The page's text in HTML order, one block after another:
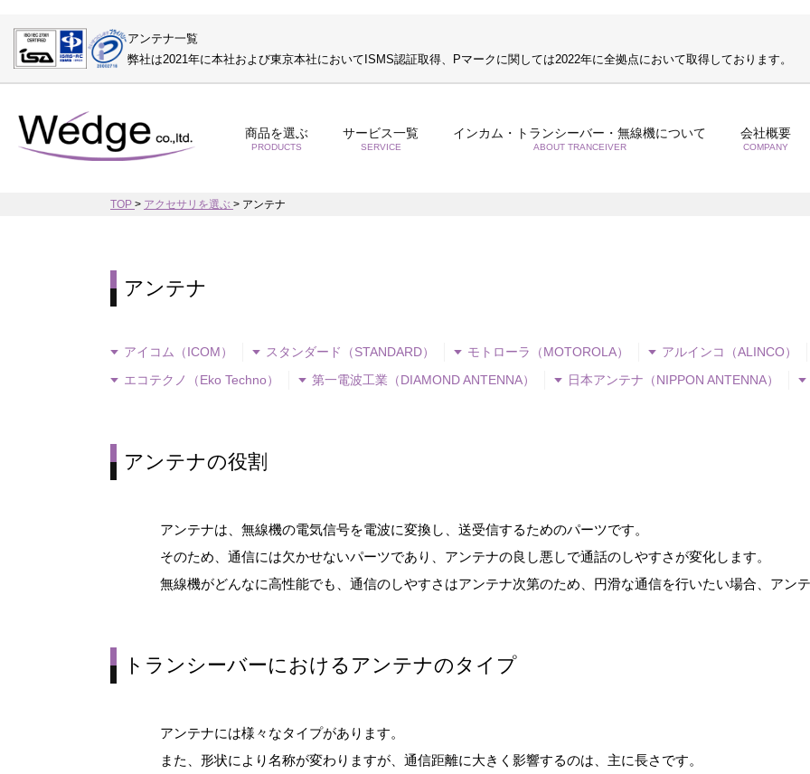
アンテナ一覧
弊社は2021年に本社および東京本社においてISMS認証取得、Pマークに関しては2022年に全拠点において取得しております。
商品を選ぶ
PRODUCTS
サービス一覧
SERVICE
インカム・トランシーバー・無線機について
ABOUT TRANCEIVER
会社概要
COMPANY
TOP > アクセサリを選ぶ > アンテナ
アンテナ
アイコム（ICOM） スタンダード（STANDARD） モトローラ（MOTOROLA） アルインコ（ALINCO）
エコテクノ（Eko Techno）
第一電波工業（DIAMOND ANTENNA） 日本アンテナ（NIPPON ANTENNA）
アンテナの役割
アンテナは、無線機の電気信号を電波に変換し、送受信するためのパーツです。
そのため、通信には欠かせないパーツであり、アンテナの良し悪しで通話のしやすさが変化します。
無線機がどんなに高性能でも、通信のしやすさはアンテナ次第のため、円滑な通信を行いたい場合、アン
トランシーバーにおけるアンテナのタイプ
アンテナには様々なタイプがあります。
また、形状により名称が変わりますが、通信距離に大きく影響するのは、主に長さです。